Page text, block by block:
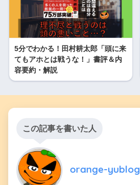
5分でわかる！田村耕太郎「頭に来
てもアホとは戦うな！」書評＆内
容要約・解説
この記事を書いた人
orange-yublog